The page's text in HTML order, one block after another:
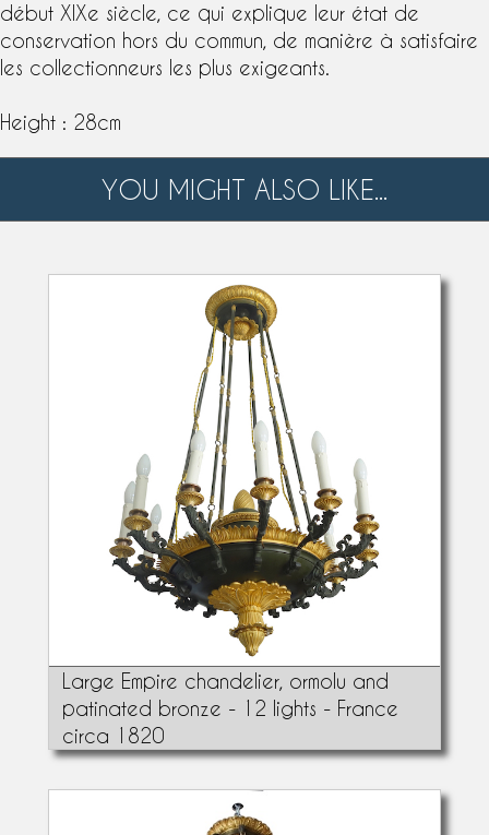
début XIXe siècle, ce qui explique leur état de
conservation hors du commun, de manière à satisfaire
les collectionneurs les plus exigeants.
Height : 28cm
YOU MIGHT ALSO LIKE...
Large Empire chandelier, ormolu and
patinated bronze - 12 lights - France
circa 1820